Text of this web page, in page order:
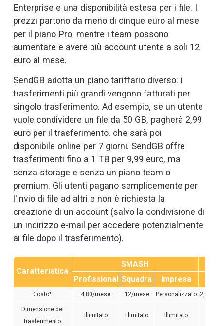
Enterprise e una disponibilità estesa per i file. I
prezzi partono da meno di cinque euro al mese
per il piano Pro, mentre i team possono
aumentare e avere più account utente a soli 12
euro al mese.
SendGB adotta un piano tariffario diverso: i
trasferimenti più grandi vengono fatturati per
singolo trasferimento. Ad esempio, se un utente
vuole condividere un file da 50 GB, pagherà 2,99
euro per il trasferimento, che sarà poi
disponibile online per 7 giorni. SendGB offre
trasferimenti fino a 1 TB per 9,99 euro, ma
senza storage e senza un piano team o
premium. Gli utenti pagano semplicemente per
l'invio di file ad altri e non è richiesta la
creazione di un account (salvo la condivisione di
un indirizzo e-mail per accedere potenzialmente
ai file dopo il trasferimento).
Caratteristica
SMASH
Profissional Squadra Impresa
Costo* 4,80/mese 12/mese Personalizzato 2,99/
Dimensione del
trasferimento
Illimitato Illimitato Illimitato